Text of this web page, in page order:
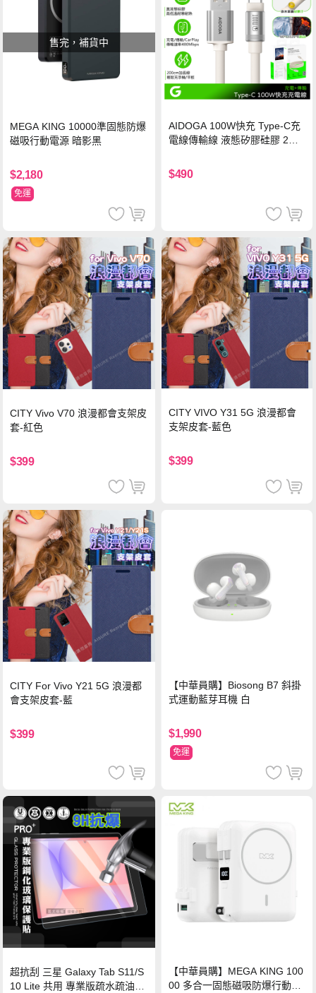
售完，補貨中
MEGA KING 10000準固態防爆
磁吸行動電源 暗影黑
$2,180
免運
AIDOGA 100W快充 Type-C充
電線傳輸線 液態矽膠硅膠 2M
$490
CITY Vivo V70 浪漫都會支架皮
套-紅色
$399
CITY VIVO Y31 5G 浪漫都會
支架皮套-藍色
$399
CITY For Vivo Y21 5G 浪漫都
會支架皮套-藍
$399
【中華員購】Biosong B7 斜掛
式運動藍芽耳機 白
$1,990
免運
超抗刮 三星 Galaxy Tab S11/S
10 Lite 共用 專業版疏水疏油9H
【中華員購】MEGA KING 100
00 多合一固態磁吸防爆行動電